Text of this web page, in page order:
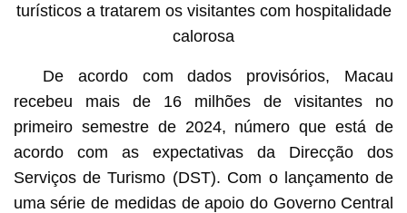
turísticos a tratarem os visitantes com hospitalidade
calorosa
De acordo com dados provisórios, Macau
recebeu mais de 16 milhões de visitantes no
primeiro semestre de 2024, número que está de
acordo com as expectativas da Direcção dos
Serviços de Turismo (DST). Com o lançamento de
uma série de medidas de apoio do Governo Central